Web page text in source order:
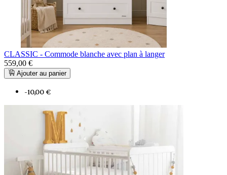
CLASSIC - Commode blanche avec plan à langer
559,00 €
Ajouter au panier
-10,00 €